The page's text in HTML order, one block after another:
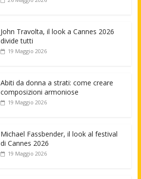
John Travolta, il look a Cannes 2026
divide tutti
19 Maggio 2026
Abiti da donna a strati: come creare
composizioni armoniose
19 Maggio 2026
Michael Fassbender, il look al festival
di Cannes 2026
19 Maggio 2026